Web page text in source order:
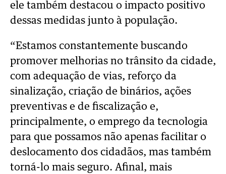
ele também destacou o impacto positivo
dessas medidas junto à população.
“Estamos constantemente buscando
promover melhorias no trânsito da cidade,
com adequação de vias, reforço da
sinalização, criação de binários, ações
preventivas e de fiscalização e,
principalmente, o emprego da tecnologia
para que possamos não apenas facilitar o
deslocamento dos cidadãos, mas também
torná-lo mais seguro. Afinal, mais